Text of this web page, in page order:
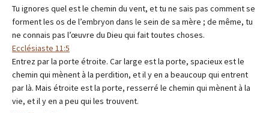
Tu ignores quel est le chemin du vent, et tu ne sais pas comment se
forment les os de l’embryon dans le sein de sa mère ; de même, tu
ne connais pas l’œuvre du Dieu qui fait toutes choses.
Ecclésiaste 11:5
Entrez par la porte étroite. Car large est la porte, spacieux est le
chemin qui mènent à la perdition, et il y en a beaucoup qui entrent
par là. Mais étroite est la porte, resserré le chemin qui mènent à la
vie, et il y en a peu qui les trouvent.